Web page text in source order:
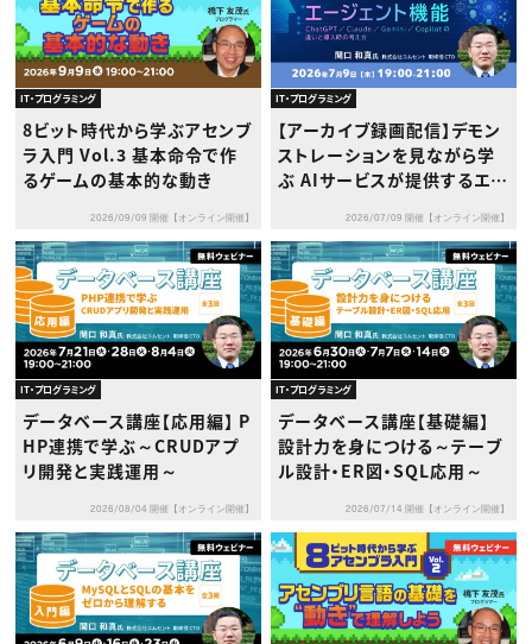
IT・プログラミング
8ビット時代から学ぶアセンブ
ラ入門 Vol.3 基本命令で作
るゲームの基本的な動き
2026/09/09 開催【オンライン開催】
IT・プログラミング
【アーカイブ録画配信】デモン
ストレーションを見ながら学
ぶ AIサービスが提供するエー
Claude／Gemini／Copilo
tの違いと導入時の考え方 〜
2026/07/09 開催【オンライン開催】
IT・プログラミング
データベース講座【応用編】 P
HP連携で学ぶ～CRUDアプ
リ開発と実践運用～
2026/08/04 開催【オンライン開催】
IT・プログラミング
データベース講座【基礎編】
設計力を身につける～テーブ
ル設計・ER図・SQL応用～
2026/07/14 開催【オンライン開催】